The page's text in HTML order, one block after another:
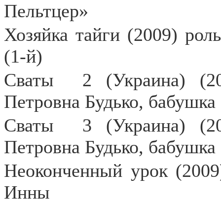
Пельтцер»
Хозяйка тайги (2009)
(1-й)
Сваты
2 (Украина)
Петровна Будько,
Сваты
3 (Украина)
Петровна Будько,
Неоконченный урок
Инны